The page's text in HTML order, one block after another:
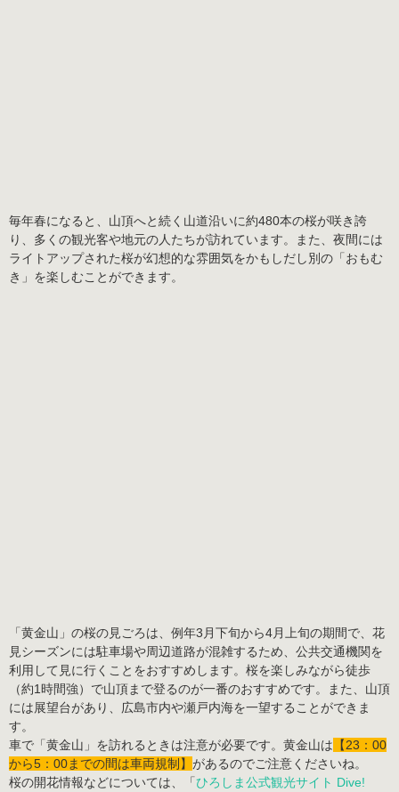
毎年春になると、山頂へと続く山道沿いに約480本の桜が咲き誇
り、多くの観光客や地元の人たちが訪れています。また、夜間には
ライトアップされた桜が幻想的な雰囲気をかもしだし別の「おもむ
き」を楽しむことができます。
「黄金山」の桜の見ごろは、 例年3月下旬から4月上旬の期間で、花
見シーズンには駐車場や周辺道路が混雑するため、公共交通機関を
利用して見に行くことをおすすめします。桜を楽しみながら徒歩
（約1時間強）で山頂まで登るのが一番のおすすめです。また、山頂
には展望台があり、広島市内や瀬戸内海を一望することができま
す。
車で「黄金山」を訪れるときは注意が必要です。黄金山は 【23：00
から5：00までの間は車両規制】 があるのでご注意くださいね。
桜の開花情報などについては、「 ひろしま公式観光サイト Dive!